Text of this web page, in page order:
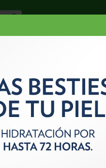
Deli y Bakery Orgánico